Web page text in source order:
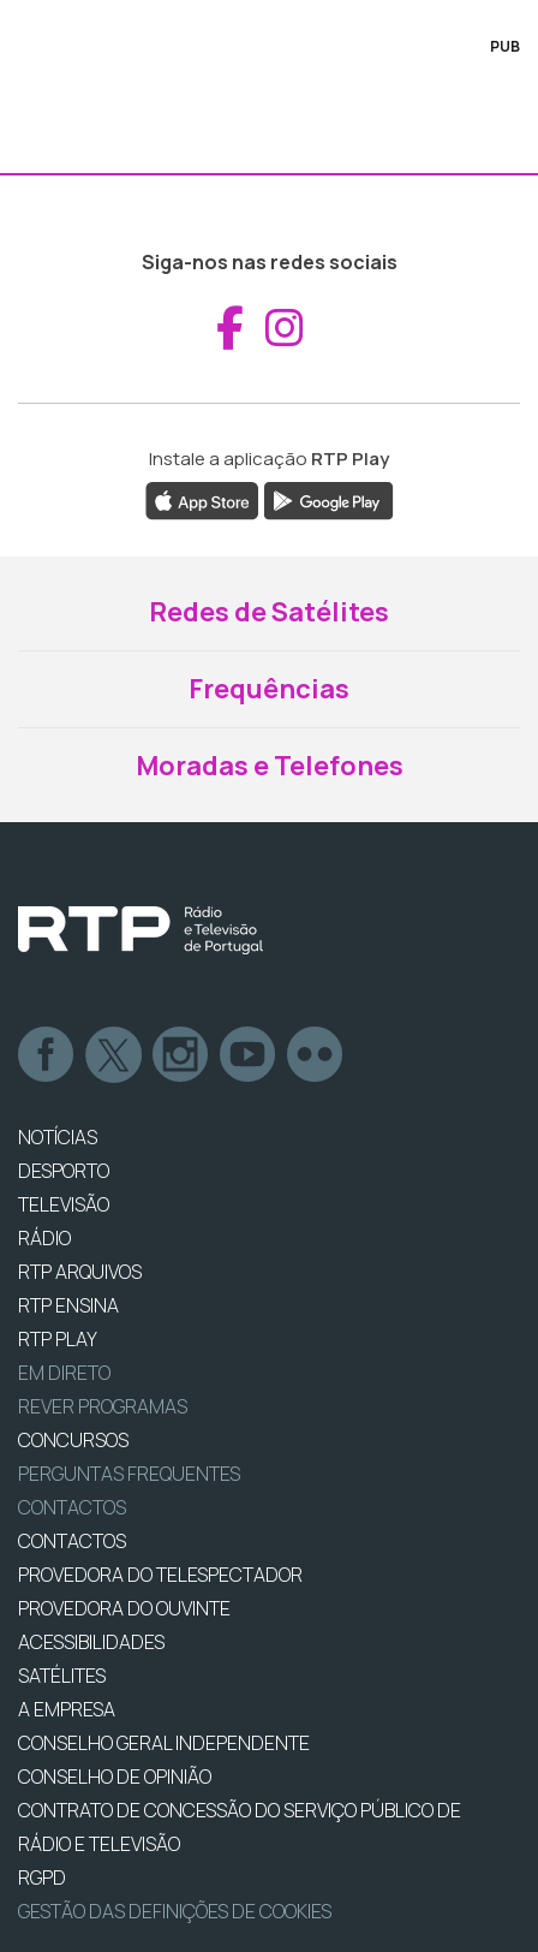
PUB
Siga-nos nas redes sociais
Aceder ao
Instale a aplicação RTP Play
Redes de Satélites
Frequências
Moradas e Telefones
NOTÍCIAS
DESPORTO
TELEVISÃO
RÁDIO
RTP ARQUIVOS
RTP ENSINA
RTP PLAY
EM DIRETO
REVER PROGRAMAS
CONCURSOS
PERGUNTAS FREQUENTES
CONTACTOS
CONTACTOS
PROVEDORA DO TELESPECTADOR
PROVEDORA DO OUVINTE
ACESSIBILIDADES
SATÉLITES
A EMPRESA
CONSELHO GERAL INDEPENDENTE
CONSELHO DE OPINIÃO
CONTRATO DE CONCESSÃO DO SERVIÇO PÚBLICO DE
RÁDIO E TELEVISÃO
RGPD
GESTÃO DAS DEFINIÇÕES DE COOKIES